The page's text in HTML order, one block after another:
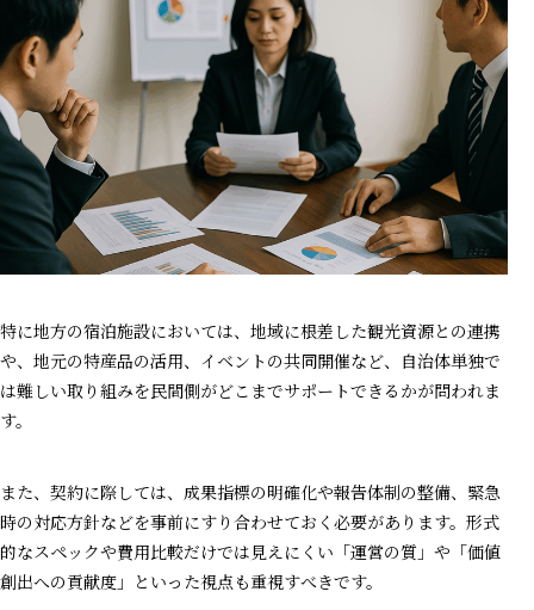
特に地方の宿泊施設においては、地域に根差した観光資源との連携
や、地元の特産品の活用、イベントの共同開催など、自治体単独で
は難しい取り組みを民間側がどこまでサポートできるかが問われま
す。
また、契約に際しては、成果指標の明確化や報告体制の整備、緊急
時の対応方針などを事前にすり合わせておく必要があります。形式
的なスペックや費用比較だけでは見えにくい「運営の質」や「価値
創出への貢献度」といった視点も重視すべきです。